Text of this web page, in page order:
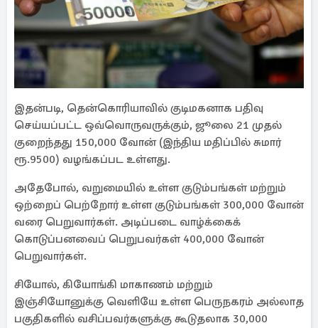
இதன்படி, தென்கொரியாவில் குடிமகனாக பதிவு
செய்யப்பட்ட ஒவ்வொருவருக்கும், ஜூலை 21 முதல்
குறைந்தது 150,000 வோன் (இந்திய மதிப்பில் சுமார்
ரூ.9500) வழங்கப்பட உள்ளது.
அதேபோல், வறுமையில் உள்ள குடும்பங்கள் மற்றும்
ஒற்றைப் பெற்றோர் உள்ள குடும்பங்கள் 300,000 வோன்
வரை பெறுவார்கள். அடிப்படை வாழ்க்கைக்
கொடுப்பனவைப் பெறுபவர்கள் 400,000 வோன்
பெறுவார்கள்.
சியோல், கியோங்கி மாகாணம் மற்றும்
இஞ்சியோனுக்கு வெளியே உள்ள பெருநகரம் அல்லாத
பகுதிகளில் வசிப்பவர்களுக்கு கூடுதலாக 30,000